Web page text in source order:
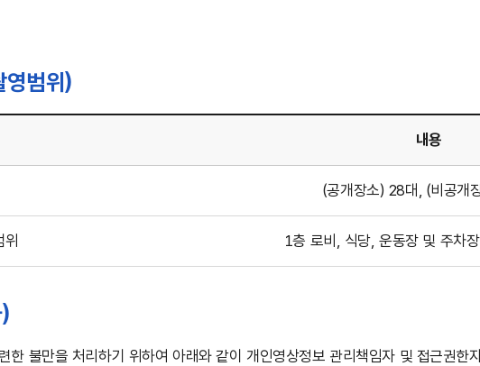
범위)
내용
(공개장소) 28대, (비공개
1층 로비, 식당, 운동장 및 주차
한 불만을 처리하기 위하여 아래와 같이 개인영상정보 관리책임자 및 접근권한